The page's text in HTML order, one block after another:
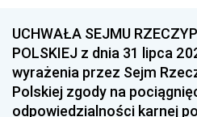
1996 1995
1993 1992
1990 1989
UCHWAŁA SEJMU
POLSKIEJ z dnia 31 lipca
wyrażenia przez Sejm
Polskiej zgody na
odpowiedzialności karnej